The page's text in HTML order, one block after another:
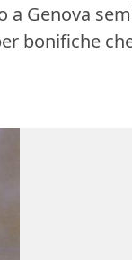
a Genova
bonifiche